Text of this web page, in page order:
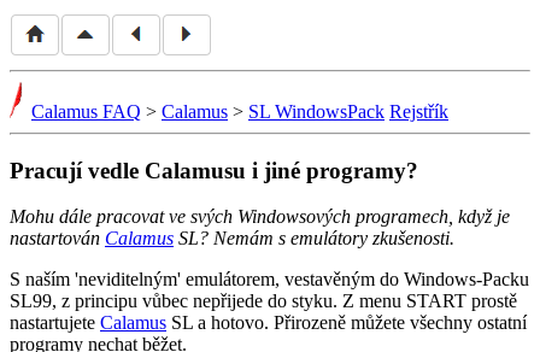
Calamus FAQ > Calamus > SL WindowsPack Rejstřík
Pracují vedle Calamusu i jiné programy?
Mohu dále pracovat ve svých Windowsových programech, když je
nastartován Calamus SL? Nemám s emulátory zkušenosti.
S naším 'neviditelným' emulátorem, vestavěným do Windows-Packu
SL99, z principu vůbec nepřijede do styku. Z menu START prostě
nastartujete Calamus SL a hotovo. Přirozeně můžete všechny ostatní
programy nechat běžet.